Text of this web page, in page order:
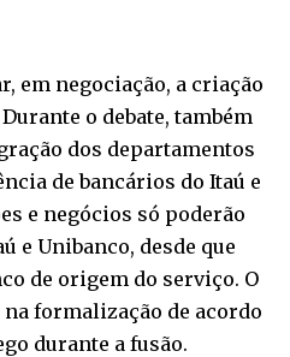
em negociação, a criação
o debate, também
dos departamentos
de bancários do Itaú e
e negócios só poderão
e Unibanco, desde que
de origem do serviço. O
formalização de acordo
durante a fusão.